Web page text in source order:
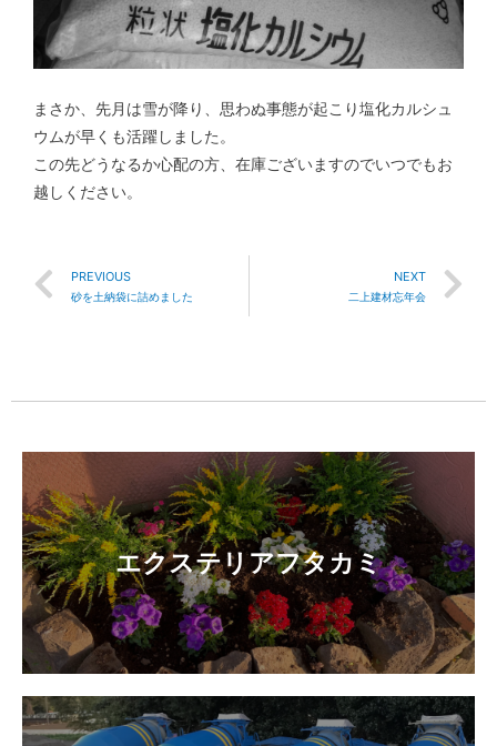
まさか、先月は雪が降り、思わぬ事態が起こり塩化カルシュ
ウムが早くも活躍しました。
この先どうなるか心配の方、在庫ございますのでいつでもお
越しください。
PREVIOUS
砂を土納袋に詰めました
NEXT
二上建材忘年会
エクステリアフタカミ